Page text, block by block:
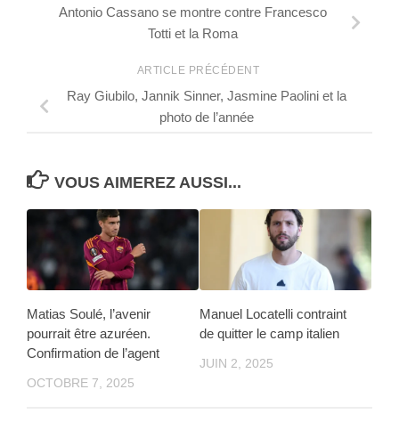
Antonio Cassano se montre contre Francesco
Totti et la Roma
ARTICLE PRÉCÉDENT
Ray Giubilo, Jannik Sinner, Jasmine Paolini et la
photo de l’année
VOUS AIMEREZ AUSSI...
Matias Soulé, l’avenir
pourrait être azuréen.
Confirmation de l’agent
OCTOBRE 7, 2025
Manuel Locatelli contraint
de quitter le camp italien
JUIN 2, 2025